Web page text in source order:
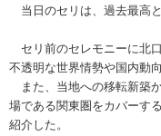
当日のセリは、過去最高
セリ前のセレモニーに北
不透明な世界情勢や国内動
また、当地への移転新築
場である関東圏をカバーす
紹介した。